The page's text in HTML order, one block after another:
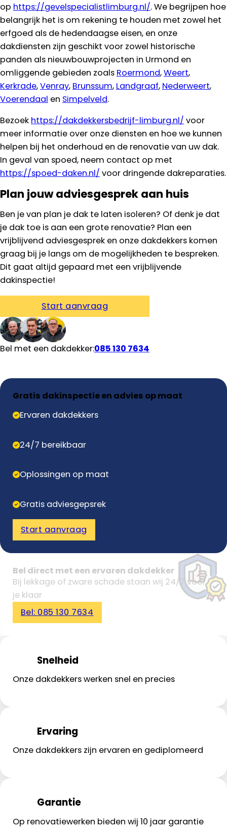
op https://gevelspecialistlimburg.nl/. We begrijpen hoe
belangrijk het is om rekening te houden met zowel het
erfgoed als de hedendaagse eisen, en onze
dakdiensten zijn geschikt voor zowel historische
panden als nieuwbouwprojecten in Urmond en
omliggende gebieden zoals Roermond,Weert,
Kerkrade,Venray, Brunssum, Landgraaf, Nederweert,
Voerendaal en Simpelveld.
Bezoek https://dakdekkersbedrijf-limburg.nl/ voor
meer informatie over onze diensten en hoe we kunnen
helpen bij het onderhoud en de renovatie van uw dak.
In geval van spoed, neem contact op met
https://spoed-daken.nl/ voor dringende dakreparaties.
Plan jouw adviesgesprek aan huis
Ben je van plan je dak te laten isoleren? Of denk je dat
je dak toe is aan een grote renovatie? Plan een
vrijblijvend adviesgesprek en onze dakdekkers komen
graag bij je langs om de mogelijkheden te bespreken.
Dit gaat altijd gepaard met een vrijblijvende
dakinspectie!
Start aanvraag
Bel met een dakdekker:085 130 7634
Gratis dakinspectie en advies op maat
Ervaren dakdekkers
24/7 bereikbaar
Oplossingen op maat
Gratis adviesgepsrek
Start aanvraag
Bel direct met een ervaren dakdekker
Bij lekkage of zware schade staan wij 24/7 voor
je klaar
Bel: 085 130 7634
Snelheid
Onze dakdekkers werken snel en precies
Ervaring
Onze dakdekkers zijn ervaren en gediplomeerd
Garantie
Op renovatiewerken bieden wij 10 jaar garantie